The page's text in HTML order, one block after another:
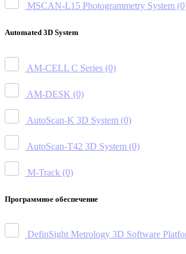
MSCAN-L15 Photogrammetry System
Automated 3D System
AM-CELL C Series (0)
AM-DESK (0)
AutoScan-K 3D System (0)
AutoScan-T42 3D System (0)
M-Track (0)
Программное обеспечение
DefinSight Metrology 3D Software